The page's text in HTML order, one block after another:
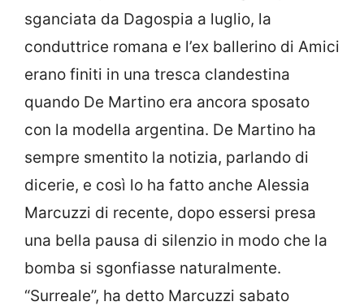
sganciata da Dagospia a luglio, la
conduttrice romana e l’ex ballerino di Amici
erano finiti in una tresca clandestina
quando De Martino era ancora sposato
con la modella argentina. De Martino ha
sempre smentito la notizia, parlando di
dicerie, e così lo ha fatto anche Alessia
Marcuzzi di recente, dopo essersi presa
una bella pausa di silenzio in modo che la
bomba si sgonfiasse naturalmente.
“Surreale”, ha detto Marcuzzi sabato